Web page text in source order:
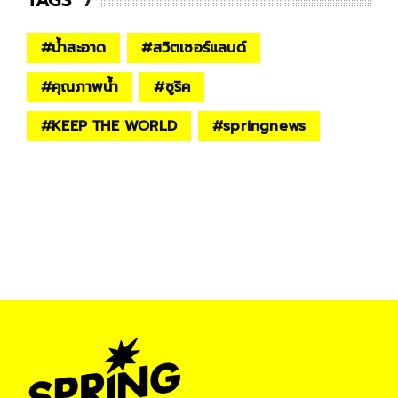
#น้ำสะอาด #สวิตเซอร์แลนด์
#คุณภาพน้ำ #ซูริค
#KEEP THE WORLD #springnews